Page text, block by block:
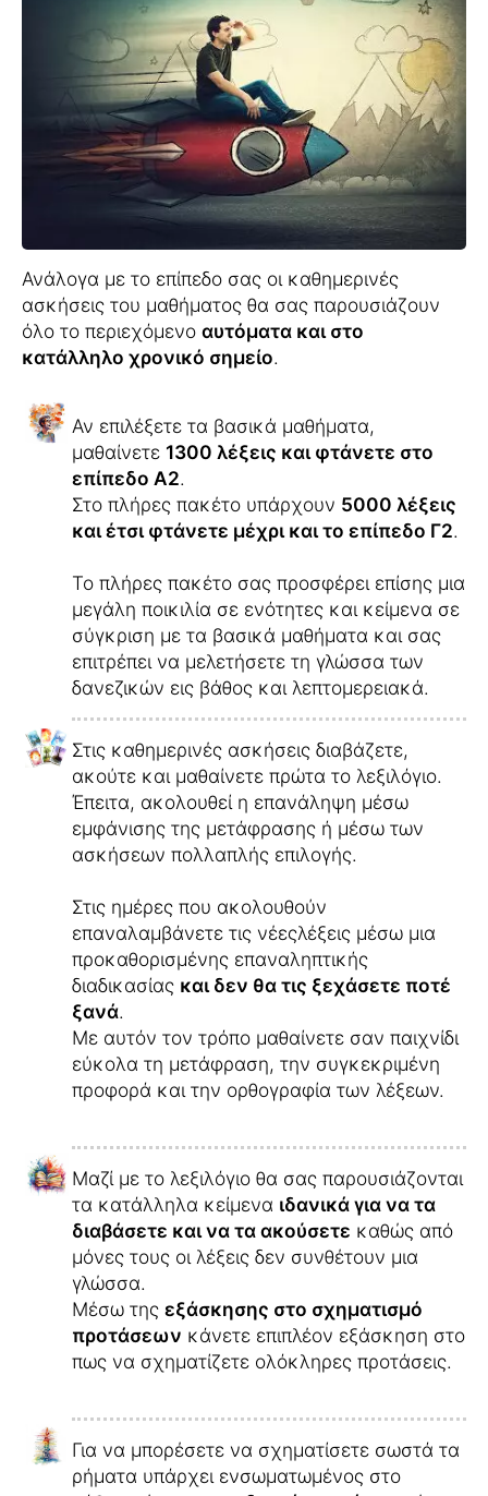
Ανάλογα με το επίπεδο σας οι καθημερινές
ασκήσεις του μαθήματος θα σας παρουσιάζουν
όλο το περιεχόμενο αυτόματα και στο
κατάλληλο χρονικό σημείο.
Αν επιλέξετε τα βασικά μαθήματα,
μαθαίνετε 1300 λέξεις και φτάνετε στο
επίπεδο Α2.
Στο πλήρες πακέτο υπάρχουν 5000 λέξεις
και έτσι φτάνετε μέχρι και το επίπεδο Γ2.
Το πλήρες πακέτο σας προσφέρει επίσης μια
μεγάλη ποικιλία σε ενότητες και κείμενα σε
σύγκριση με τα βασικά μαθήματα και σας
επιτρέπει να μελετήσετε τη γλώσσα των
δανεζικών εις βάθος και λεπτομερειακά.
Στις καθημερινές ασκήσεις διαβάζετε,
ακούτε και μαθαίνετε πρώτα το λεξιλόγιο.
Έπειτα, ακολουθεί η επανάληψη μέσω
εμφάνισης της μετάφρασης ή μέσω των
ασκήσεων πολλαπλής επιλογής.
Στις ημέρες που ακολουθούν
επαναλαμβάνετε τις νέεςλέξεις μέσω μια
προκαθορισμένης επαναληπτικής
διαδικασίας και δεν θα τις ξεχάσετε ποτέ
ξανά.
Με αυτόν τον τρόπο μαθαίνετε σαν παιχνίδι
εύκολα τη μετάφραση, την συγκεκριμένη
προφορά και την ορθογραφία των λέξεων.
Μαζί με το λεξιλόγιο θα σας παρουσιάζονται
τα κατάλληλα κείμενα ιδανικά για να τα
διαβάσετε και να τα ακούσετε καθώς από
μόνες τους οι λέξεις δεν συνθέτουν μια
γλώσσα.
Μέσω της εξάσκησης στο σχηματισμό
προτάσεων κάνετε επιπλέον εξάσκηση στο
πως να σχηματίζετε ολόκληρες προτάσεις.
Για να μπορέσετε να σχηματίσετε σωστά τα
ρήματα υπάρχει ενσωματωμένος στο